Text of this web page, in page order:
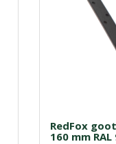
RedFox
160 mm RAL